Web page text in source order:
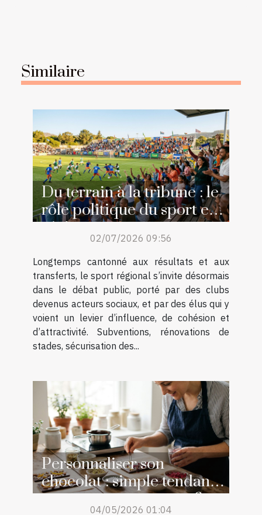
Similaire
Du terrain à la tribune : le
rôle politique du sport en
région
02/07/2026 09:56
Longtemps cantonné aux résultats et aux
transferts, le sport régional s’invite désormais
dans le débat public, porté par des clubs
devenus acteurs sociaux, et par des élus qui y
voient un levier d’influence, de cohésion et
d’attractivité. Subventions, rénovations de
stades, sécurisation des...
Personnaliser son
chocolat : simple tendance
ou retour aux sources ?
04/05/2026 01:04